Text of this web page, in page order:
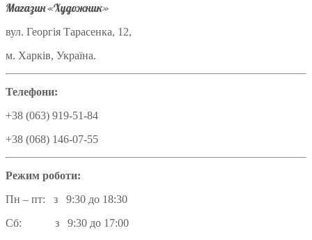
Магазин «Художник»
вул. Георгія Тарасенка, 12,
м. Харків, Україна.
Телефони:
+38 (063) 919-51-84
+38 (068) 146-07-55
Режим роботи:
Пн – пт: з 9:30 до 18:30
Сб: з 9:30 до 17:00